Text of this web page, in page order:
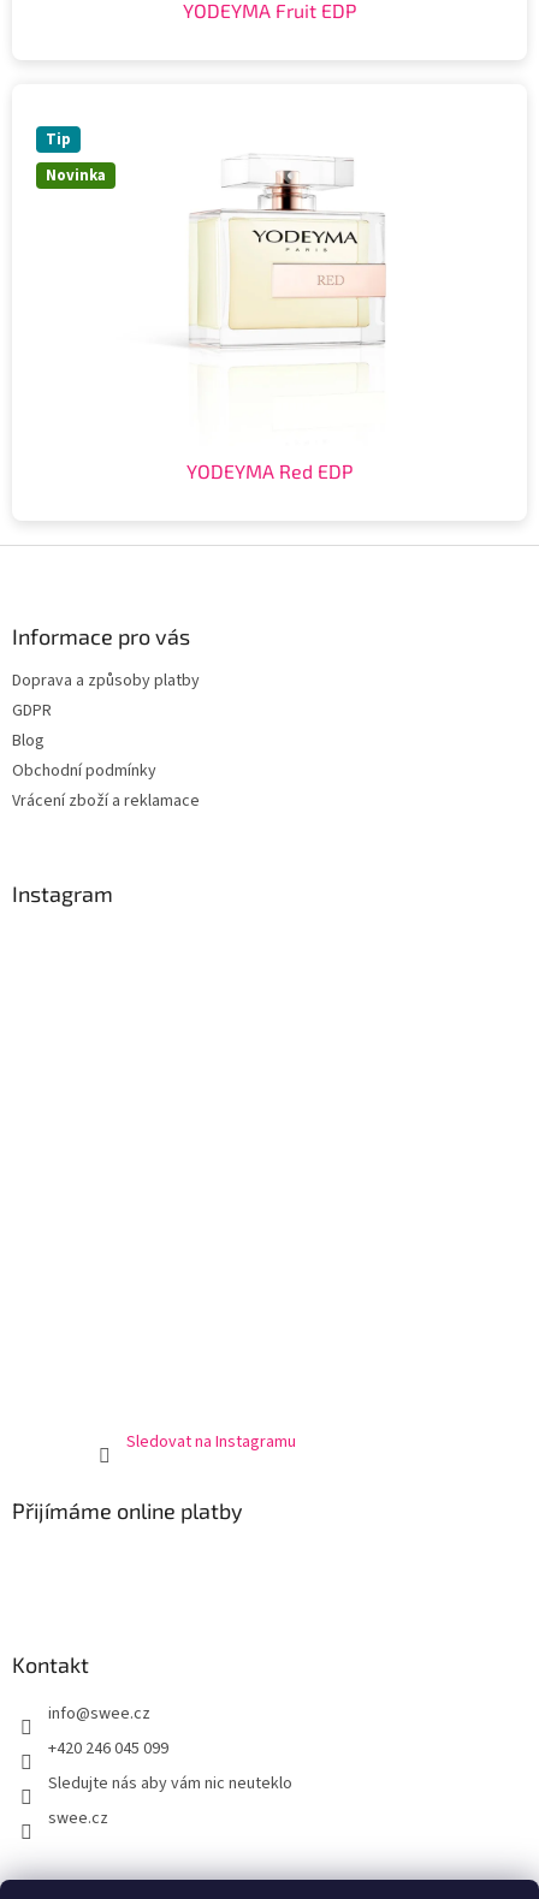
YODEYMA Fruit EDP
Novinka
Tip
YODEYMA Red EDP
Informace pro vás
Doprava a způsoby platby
GDPR
Blog
Obchodní podmínky
Vrácení zboží a reklamace
Instagram
Sledovat na Instagramu
Přijímáme online platby
Kontakt
info@swee.cz
+420 246 045 099
Sledujte nás aby vám nic neuteklo
swee.cz